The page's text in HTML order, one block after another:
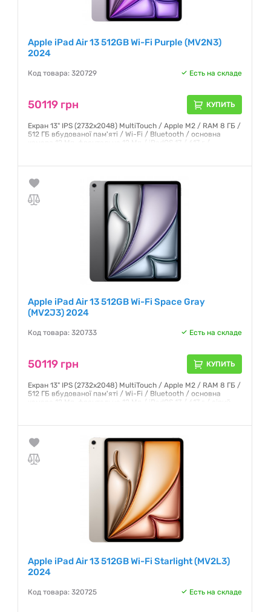
Apple iPad Air 13 512GB Wi-Fi Purple (MV2N3)
2024
Код товара: 320729 Есть на складе
50119 грн КУПИТЬ
Екран 13" IPS (2732x2048) MultiTouch / Apple M2 / RAM 8 ГБ /
512 ГБ вбудованої пам'яті / Wi-Fi / Bluetooth / основна
камера 12 Мп, фронтальна 12 Мп / iPadOS 17 / 617 г /
Гарантия:6 месяцев
Apple iPad Air 13 512GB Wi-Fi Space Gray
(MV2J3) 2024
Код товара: 320733 Есть на складе
50119 грн КУПИТЬ
Екран 13" IPS (2732x2048) MultiTouch / Apple M2 / RAM 8 ГБ /
512 ГБ вбудованої пам'яті / Wi-Fi / Bluetooth / основна
камера 12 Мп, фронтальна 12 Мп / iPadOS 17 / 617 г / сірий
Apple iPad Air 13 512GB Wi-Fi Starlight (MV2L3)
2024
Код товара: 320725 Есть на складе